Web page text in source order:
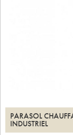
PARASOL
INDUSTRIEL